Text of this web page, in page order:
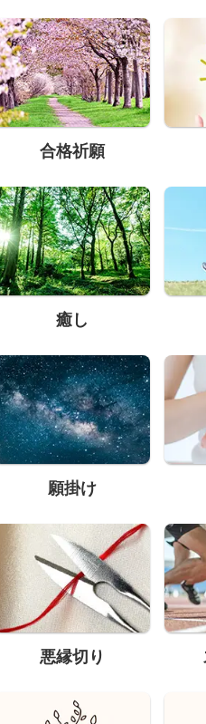
合格祈願
癒し
願掛け
悪縁切り